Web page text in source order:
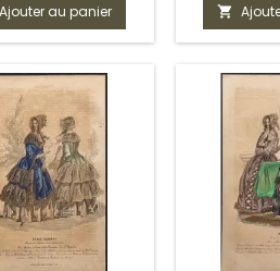
Ajouter au panier 